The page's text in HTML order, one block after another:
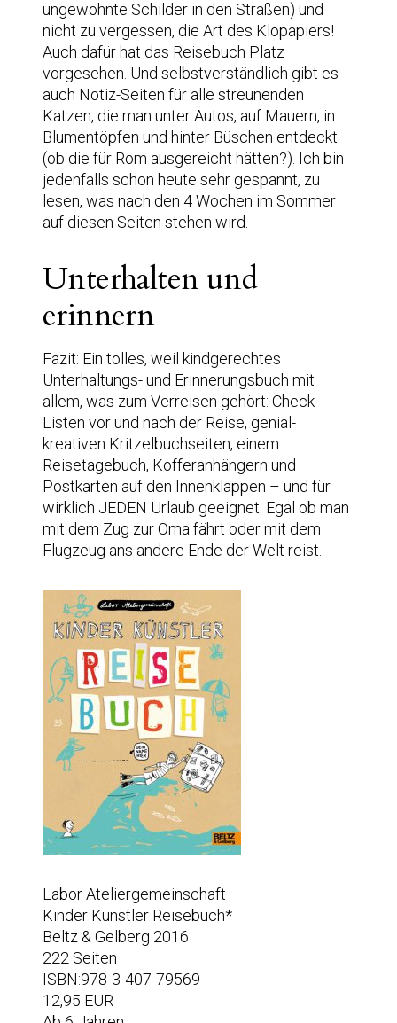
ungewohnte Schilder in den Straßen) und
nicht zu vergessen, die Art des Klopapiers!
Auch dafür hat das Reisebuch Platz
vorgesehen. Und selbstverständlich gibt es
auch Notiz-Seiten für alle streunenden
Katzen, die man unter Autos, auf Mauern, in
Blumentöpfen und hinter Büschen entdeckt
(ob die für Rom ausgereicht hätten?). Ich bin
jedenfalls schon heute sehr gespannt, zu
lesen, was nach den 4 Wochen im Sommer
auf diesen Seiten stehen wird.
Unterhalten und
erinnern
Fazit: Ein tolles, weil kindgerechtes
Unterhaltungs- und Erinnerungsbuch mit
allem, was zum Verreisen gehört: Check-
Listen vor und nach der Reise, genial-
kreativen Kritzelbuchseiten, einem
Reisetagebuch, Kofferanhängern und
Postkarten auf den Innenklappen – und für
wirklich JEDEN Urlaub geeignet. Egal ob man
mit dem Zug zur Oma fährt oder mit dem
Flugzeug ans andere Ende der Welt reist.
Labor Ateliergemeinschaft
Kinder Künstler Reisebuch*
Beltz & Gelberg 2016
222 Seiten
ISBN:978-3-407-79569
12,95 EUR